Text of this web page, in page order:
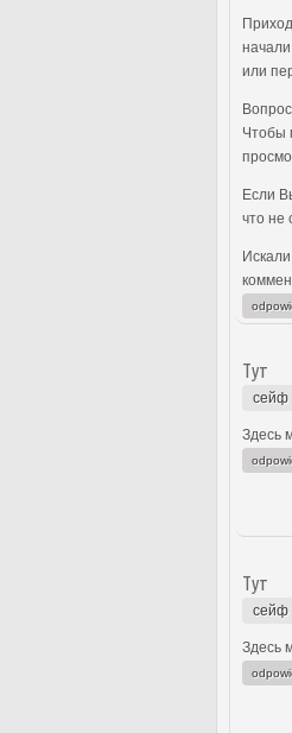
или
Чтобы
Если
что не
Тут
сейф
Здесь
Тут
сейф
Здесь